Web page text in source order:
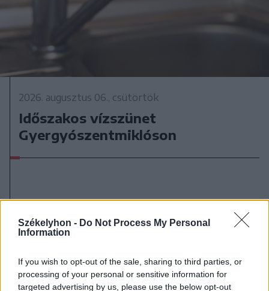
Székelyhon - Do Not Process My Personal
Information
If you wish to opt-out of the sale, sharing to third parties, or
processing of your personal or sensitive information for
targeted advertising by us, please use the below opt-out
2026. augusztus 06., csütörtök
Időszakos vízszünet
Gyergyószentmiklóson